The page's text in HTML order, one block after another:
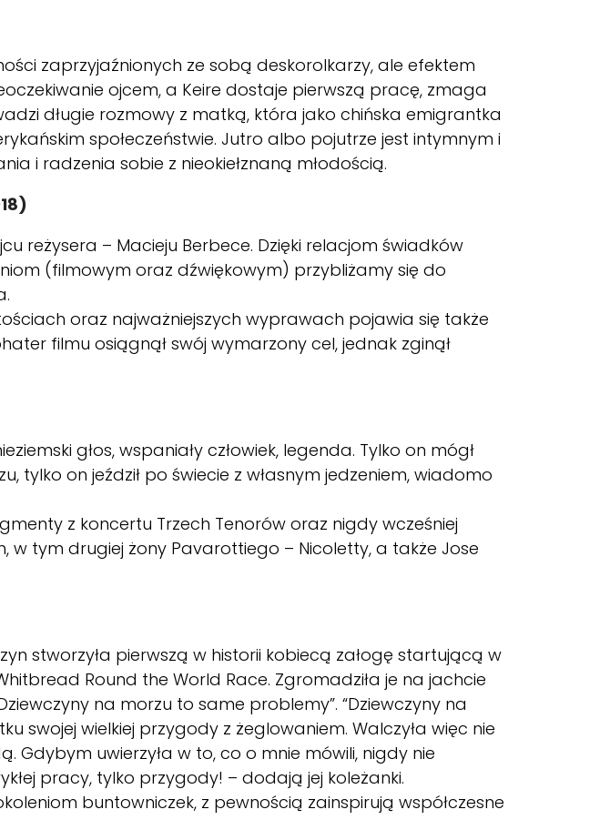
zaprzyjaźnionych ze sobą deskorolkarzy, ale efektem
ojcem, a Keire dostaje pierwszą pracę, zmaga
długie rozmowy z matką, która jako chińska emigrantka
społeczeństwie. Jutro albo pojutrze jest intymnym i
i radzenia sobie z nieokiełznaną młodością.
)
reżysera – Macieju Berbece. Dzięki relacjom świadków
(filmowym oraz dźwiękowym) przybliżamy się do
oraz najważniejszych wyprawach pojawia się także
filmu osiągnął swój wymarzony cel, jednak zginął
głos, wspaniały człowiek, legenda. Tylko on mógł
tylko on jeździł po świecie z własnym jedzeniem, wiadomo
z koncertu Trzech Tenorów oraz nigdy wcześniej
w tym drugiej żony Pavarottiego – Nicoletty, a także Jose
stworzyła pierwszą w historii kobiecą załogę startującą w
Round the World Race. Zgromadziła je na jachcie
na morzu to same problemy”. “Dziewczyny na
swojej wielkiej przygody z żeglowaniem. Walczyła więc nie
Gdybym uwierzyła w to, co o mnie mówili, nigdy nie
pracy, tylko przygody! – dodają jej koleżanki.
buntowniczek, z pewnością zainspirują współczesne